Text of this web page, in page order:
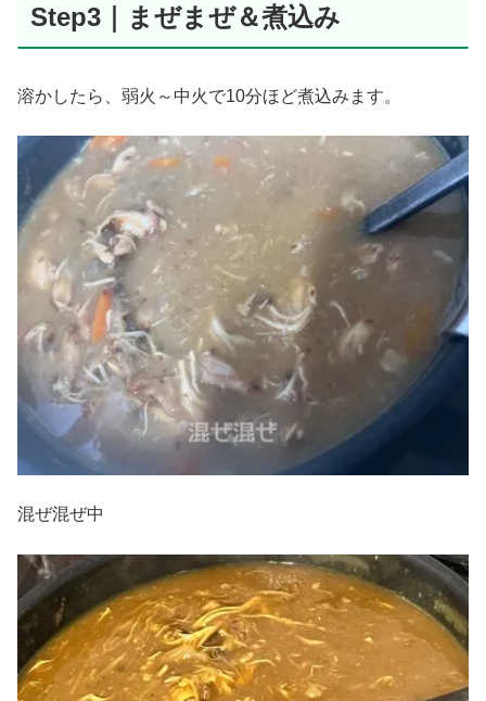
Step3｜まぜまぜ＆煮込み
溶かしたら、弱火～中火で10分ほど煮込みます。
混ぜ混ぜ中